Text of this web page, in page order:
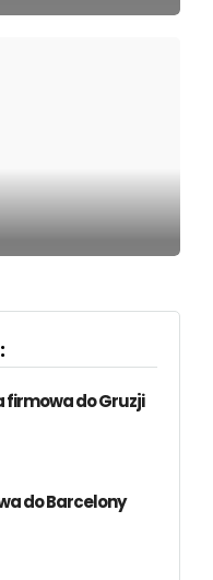
firmowa do Gruzji
do Barcelony